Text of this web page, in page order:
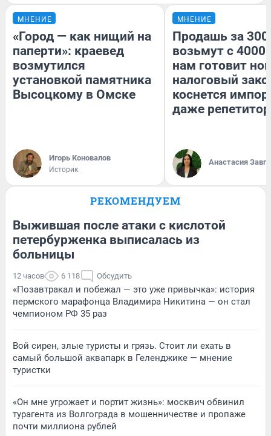
МНЕНИЕ
«Город — как нищий на
паперти»: краевед
возмутился
установкой памятника
Высоцкому в Омске
Игорь Коновалов
Историк
МНЕНИЕ
Продашь за
возьмут с
нам готовит
налоговый
коснется
даже
Анастасия
РЕКОМЕНДУЕМ
Выжившая после атаки с кислотой
петербурженка выписалась из
больницы
12 часов 6 118 Обсудить
«Позавтракал и побежал — это уже привычка»: история
пермского марафонца Владимира Никитина — он стал
чемпионом РФ 35 раз
Вой сирен, злые туристы и грязь. Стоит ли ехать в
самый большой аквапарк в Геленджике — мнение
туристки
«Он мне угрожает и портит жизнь»: москвич обвинил
турагента из Волгограда в мошенничестве и пропаже
почти миллиона рублей